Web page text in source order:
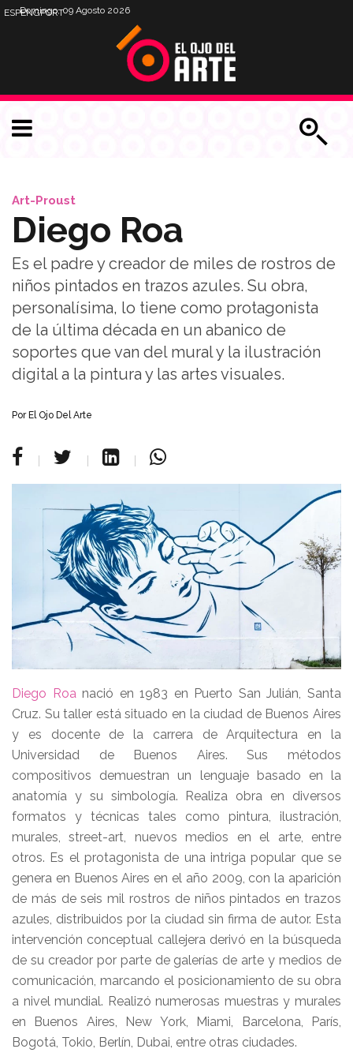
Domingo, 09 Agosto 2026
ESPENGPORT
Art-Proust
Diego Roa
Es el padre y creador de miles de rostros de
niños pintados en trazos azules. Su obra,
personalísima, lo tiene como protagonista
de la última década en un abanico de
soportes que van del mural y la ilustración
digital a la pintura y las artes visuales.
Por El Ojo Del Arte
Diego Roanació en 1983 en Puerto San Julián, Santa
Cruz. Su taller está situado en la ciudad de Buenos Aires
y es docente de la carrera de Arquitectura en la
Universidad de Buenos Aires. Sus métodos
compositivos demuestran un lenguaje basado en la
anatomía y su simbología. Realiza obra en diversos
formatos y técnicas tales como pintura, ilustración,
murales, street-art, nuevos medios en el arte, entre
otros. Es el protagonista de una intriga popular que se
genera en Buenos Aires en el año 2009, con la aparición
de más de seis mil rostros de niños pintados en trazos
azules, distribuidos por la ciudad sin firma de autor. Esta
intervención conceptual callejera derivó en la búsqueda
de su creador por parte de galerías de arte y medios de
comunicación, marcando el posicionamiento de su obra
a nivel mundial. Realizó numerosas muestras y murales
en Buenos Aires, New York, Miami, Barcelona, París,
Bogotá, Tokio, Berlín, Dubai, entre otras ciudades.